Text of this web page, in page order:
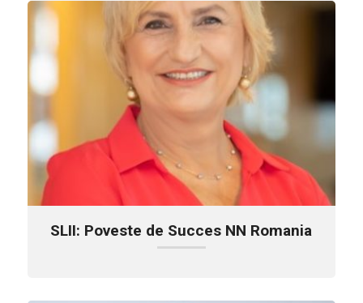
SLII: Poveste de Succes NN Romania